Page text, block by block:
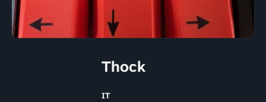
Thock
IT